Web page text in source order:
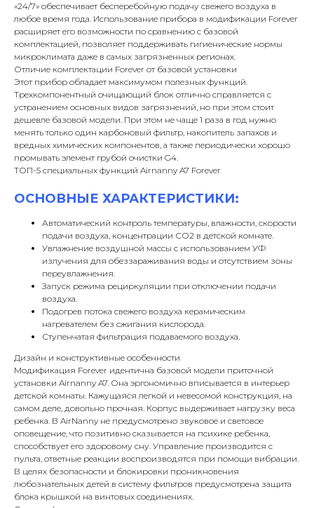
«24/7» обеспечивает бесперебойную подачу свежего воздуха в
любое время года. Использование прибора в модификации Forever
расширяет его возможности по сравнению с базовой
комплектацией, позволяет поддерживать гигиенические нормы
микроклимата даже в самых загрязненных регионах.
Отличие комплектации Forever от базовой установки
Этот прибор обладает максимумом полезных функций.
Трехкомпонентный очищающий блок отлично справляется с
устранением основных видов загрязнений, но при этом стоит
дешевле базовой модели. При этом не чаще 1 раза в год нужно
менять только один карбоновый фильтр, накопитель запахов и
вредных химических компонентов, а также периодически хорошо
промывать элемент грубой очистки G4.
ТОП-5 специальных функций Airnanny A7 Forever
ОСНОВНЫЕ ХАРАКТЕРИСТИКИ:
Автоматический контроль температуры, влажности, скорости
подачи воздуха, концентрации СО2 в детской комнате.
Увлажнение воздушной массы с использованием УФ
излучения для обеззараживания воды и отсутствием зоны
переувлажнения.
Запуск режима рециркуляции при отключении подачи
воздуха.
Подогрев потока свежего воздуха керамическим
нагревателем без сжигания кислорода.
Ступенчатая фильтрация подаваемого воздуха.
Дизайн и конструктивные особенности
Модификация Forever идентична базовой модели приточной
установки Airnanny A7. Она эргономично вписывается в интерьер
детской комнаты. Кажущаяся легкой и невесомой конструкция, на
самом деле, довольно прочная. Корпус выдерживает нагрузку веса
ребенка. В AirNanny не предусмотрено звуковое и световое
оповещение, что позитивно сказывается на психике ребенка,
способствует его здоровому сну. Управление производится с
пульта, ответные реакции воспроизводятся при помощи вибрации.
В целях безопасности и блокировки проникновения
любознательных детей в систему фильтров предусмотрена защита
блока крышкой на винтовых соединениях.